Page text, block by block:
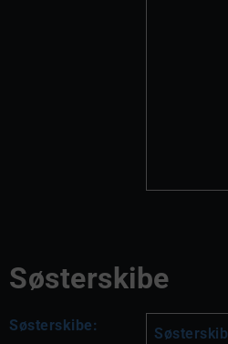
Søsterskibe
Søsterskibe: Søsterskib